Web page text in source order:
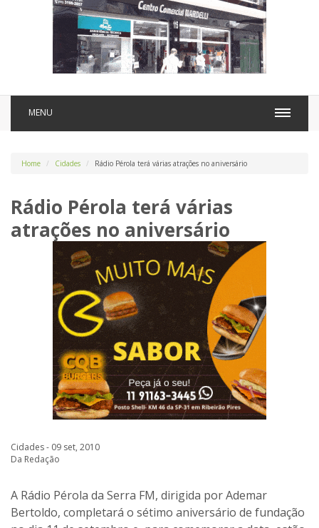
MENU
Home Cidades Rádio Pérola terá várias atrações no aniversário
Rádio Pérola terá várias
atrações no aniversário
Cidades - 09 set, 2010
Da Redação
A Rádio Pérola da Serra FM, dirigida por Ademar
Bertoldo, completará o sétimo aniversário de fundação